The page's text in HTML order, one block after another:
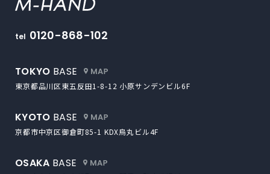
tel 0120-868-102
TOKYO BASE 外部サイトにリンクします
東京都品川区東五反田1-8-12 小原サンデンビル6F
KYOTO BASE 外部サイトにリンクします
京都市中京区御倉町85-1 KDX烏丸ビル4F
OSAKA BASE 外部サイトにリンクします